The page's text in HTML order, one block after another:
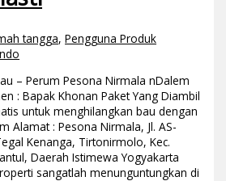
tangga,Pengguna Produk
– Perum Pesona Nirmala nDalem
: Bapak Khonan Paket Yang Diambil
untuk menghilangkan bau dengan
Alamat : Pesona Nirmala, Jl. AS-
Kenanga, Tirtonirmolo, Kec.
Daerah Istimewa Yogyakarta
sangatlah menunguntungkan di